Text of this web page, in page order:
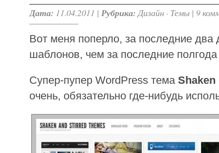
Дата: 11.04.2011 | Рубрика: Дизайн · Темы | 9
Вот меня поперло, за последние
шаблонов, чем за последние
Супер-пупер WordPress тема Shaken
очень, обязательно где-нибудь